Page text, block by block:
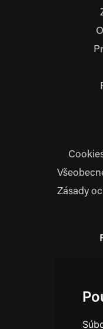
Zásady